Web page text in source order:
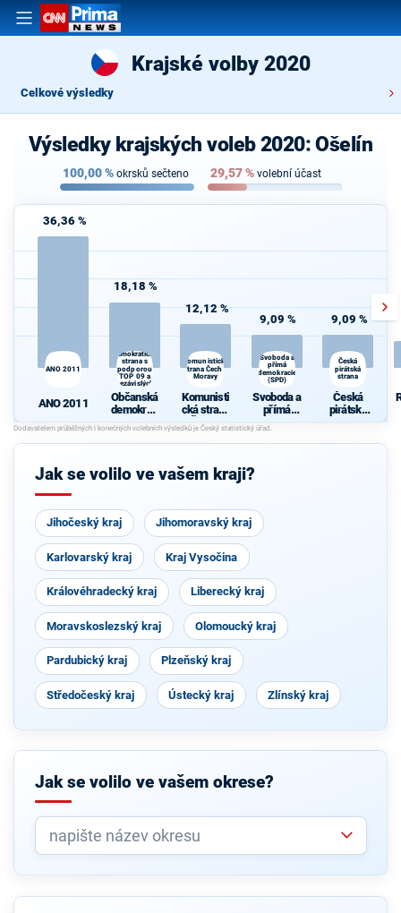
Krajské volby 2020
Celkové výsledky
Výsledky krajských voleb 2020: Ošelín
100,00% okrsků sečteno 29,57% volební účast
36,36 %
ANO 2011
ANO 2011
18,18 %
demokratická
strana s
podporou
TOP 09 a
nezávislých
starostů
Občanská
demokrati
cká strana
s podporou
TOP 09 a
h starostů
12,12 %
Komunistická
strana Čech a
Moravy
Komunisti
cká strana
Čech a
Moravy
9,09 %
Svoboda a
přímá
demokracie
(SPD)
Svoboda a
přímá
demokraci
e (SPD)
9,09 %
Česká
pirátská
strana
Česká
pirátská
strana
Jak se volilo ve vašem kraji?
Jihočeský kraj Jihomoravský kraj
Karlovarský kraj Kraj Vysočina
Královéhradecký kraj Liberecký kraj
Moravskoslezský kraj Olomoucký kraj
Pardubický kraj Plzeňský kraj
Středočeský kraj Ústecký kraj Zlínský kraj
Jak se volilo ve vašem okrese?